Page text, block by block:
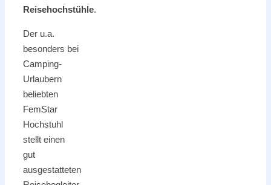
Reisehochstühle.
Der u.a.
besonders bei
Camping-
Urlaubern
beliebten
FemStar
Hochstuhl
stellt einen
gut
ausgestatteten